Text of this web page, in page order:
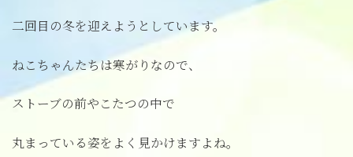
二回目の冬を迎えようとしています。
ねこちゃんたちは寒がりなので、
ストーブの前やこたつの中で
丸まっている姿をよく見かけますよね。